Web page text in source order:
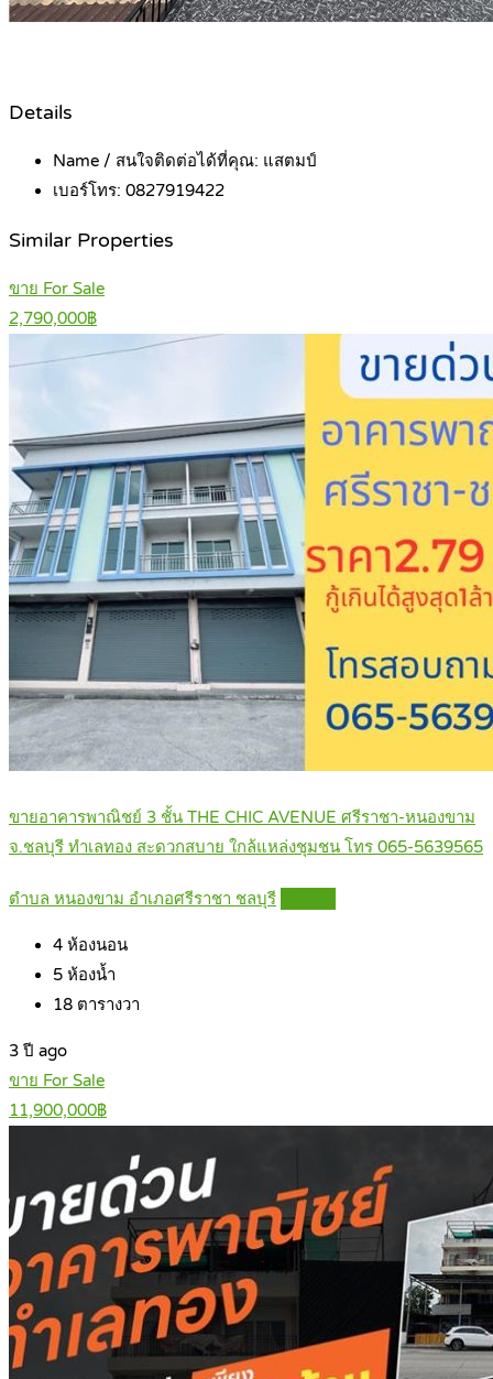
Details
Name / สนใจติดต่อได้ที่คุณ: แสตมป์
เบอร์โทร: 0827919422
Similar Properties
ขาย For Sale
2,790,000฿
ขายอาคารพาณิชย์ 3 ชั้น THE CHIC AVENUE ศรีราชา-หนองขาม
จ.ชลบุรี ทำเลทอง สะดวกสบาย ใกล้แหล่งชุมชน โทร 065-5639565
ตำบล หนองขาม อำเภอศรีราชา ชลบุรี
4 ห้องนอน
5 ห้องน้ำ
18 ตารางวา
3 ปี ago
ขาย For Sale
11,900,000฿